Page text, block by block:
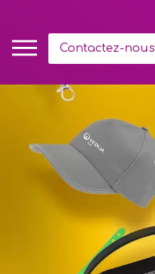
Contactez-nous